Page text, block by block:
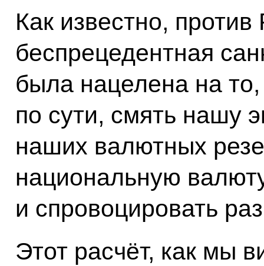
Как известно,
беспрецедентная
была нацелена на
по сути, смять нашу
наших валютных
национальную
и спровоцировать
Этот расчёт, как мы